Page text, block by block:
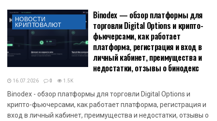
НОВОСТИ
КРИПТОВАЛЮТ
Binodex — обзор платформы для
торговли Digital Options и крипто-
фьючерсами, как работает
платформа, регистрация и вход в
личный кабинет, преимущества и
недостатки, отзывы о бинодекс
16.07.2026 0 1.5K
Binodex - обзор платформы для торговли Digital Options и
крипто-фьючерсами, как работает платформа, регистрация и
вход в личный кабинет, преимущества и недостатки, отзывы о